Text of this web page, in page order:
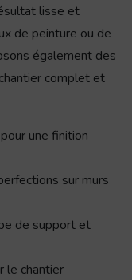
lisse et
de peinture ou de
également des
complet et
une finition
sur murs
de support et
le chantier